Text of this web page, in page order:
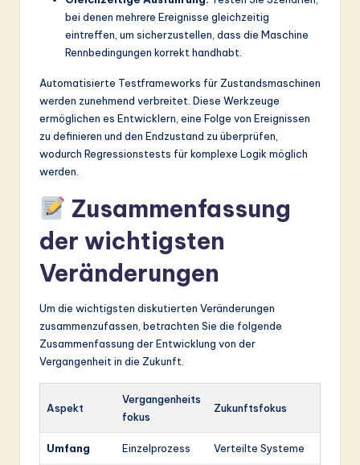
bei denen mehrere Ereignisse gleichzeitig
eintreffen, um sicherzustellen, dass die Maschine
Rennbedingungen korrekt handhabt.
Automatisierte Testframeworks für Zustandsmaschinen
werden zunehmend verbreitet. Diese Werkzeuge
ermöglichen es Entwicklern, eine Folge von Ereignissen
zu definieren und den Endzustand zu überprüfen,
wodurch Regressionstests für komplexe Logik möglich
werden.
Zusammenfassung
der wichtigsten
Veränderungen
Um die wichtigsten diskutierten Veränderungen
zusammenzufassen, betrachten Sie die folgende
Zusammenfassung der Entwicklung von der
Vergangenheit in die Zukunft.
Aspekt
Vergangenheits
fokus
Zukunftsfokus
Umfang Einzelprozess Verteilte Systeme